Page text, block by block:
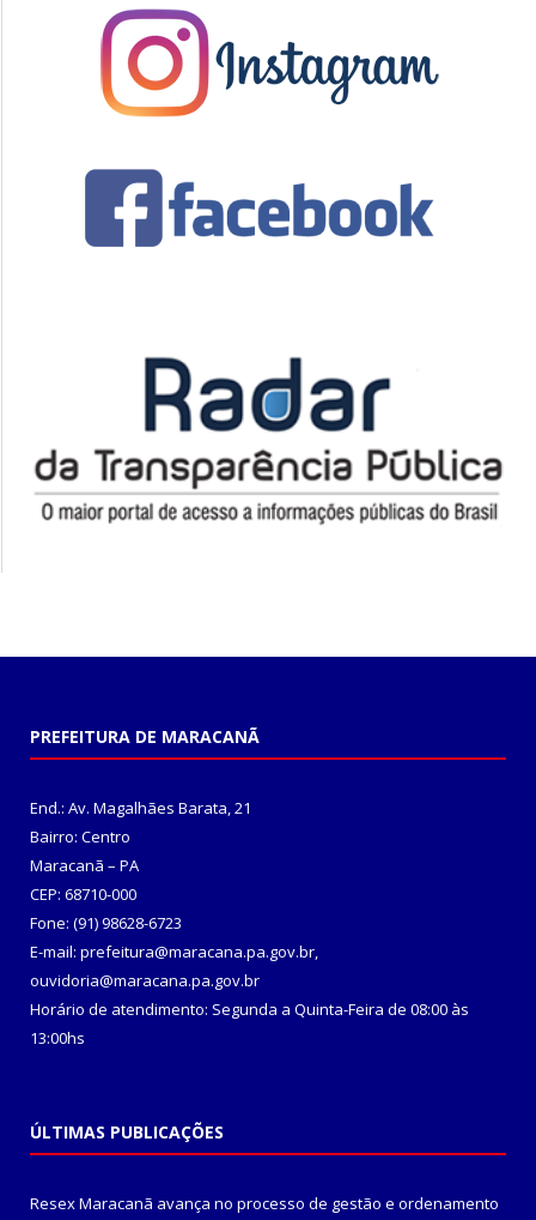
PREFEITURA DE MARACANÃ
End.: Av. Magalhães Barata, 21
Bairro: Centro
Maracanã – PA
CEP: 68710-000
Fone: (91) 98628-6723
E-mail: prefeitura@maracana.pa.gov.br,
ouvidoria@maracana.pa.gov.br
Horário de atendimento: Segunda a Quinta-Feira de 08:00 às
13:00hs
ÚLTIMAS PUBLICAÇÕES
Resex Maracanã avança no processo de gestão e ordenamento